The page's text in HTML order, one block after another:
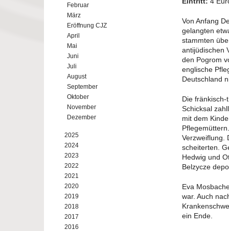
Februar
März
Eröffnung CJZ
April
Mai
Juni
Juli
August
September
Oktober
November
Dezember
2025
2024
2023
2022
2021
2020
2019
2018
2017
2016
Von Anfang
gelangten
stammten
antijüdischen
den Pogrom
englische
Deutschland
Die
Schicksal
mit dem
Verzweiflung.
scheiterten.
Hedwig und
Belzycze
Eva
war. Auch
ein Ende.